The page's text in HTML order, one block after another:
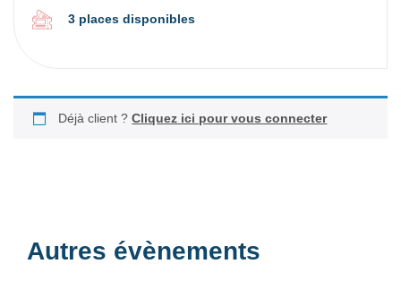
3 places disponibles
Déjà client ?Cliquez ici pour vous connecter
Autres évènements